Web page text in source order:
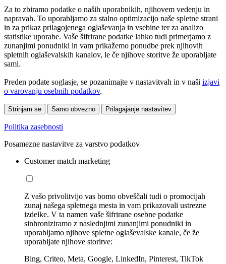
Za to zbiramo podatke o naših uporabnikih, njihovem vedenju in
napravah. To uporabljamo za stalno optimizacijo naše spletne strani
in za prikaz prilagojenega oglaševanja in vsebine ter za analizo
statistike uporabe. Vaše šifrirane podatke lahko tudi primerjamo z
zunanjimi ponudniki in vam prikažemo ponudbe prek njihovih
spletnih oglaševalskih kanalov, le če njihove storitve že uporabljate
sami.
Preden podate soglasje, se pozanimajte v nastavitvah in v naši izjavi
o varovanju osebnih podatkov.
Strinjam se Samo obvezno Prilagajanje nastavitev
Politika zasebnosti
Posamezne nastavitve za varstvo podatkov
Customer match marketing
Z vašo privolitvijo vas bomo obveščali tudi o promocijah
zunaj našega spletnega mesta in vam prikazovali ustrezne
izdelke. V ta namen vaše šifrirane osebne podatke
sinhroniziramo z naslednjimi zunanjimi ponudniki in
uporabljamo njihove spletne oglaševalske kanale, če že
uporabljate njihove storitve:
Bing, Criteo, Meta, Google, LinkedIn, Pinterest, TikTok